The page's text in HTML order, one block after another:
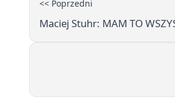
<< Poprzedni
Maciej Stuhr: MAM TO